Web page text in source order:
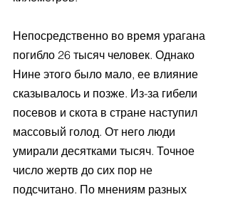
Непосредственно во время урагана
погибло 26 тысяч человек. Однако
Нине этого было мало, ее влияние
сказывалось и позже. Из-за гибели
посевов и скота в стране наступил
массовый голод. От него люди
умирали десятками тысяч. Точное
число жертв до сих пор не
подсчитано. По мнениям разных